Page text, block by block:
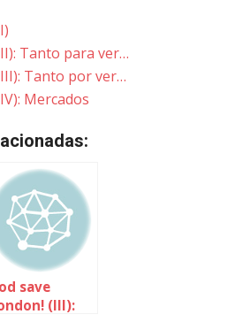
Tanto para ver…
Tanto por ver…
Mercados
save
(III):